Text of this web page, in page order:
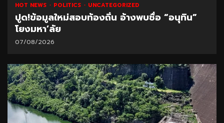
HOT NEWS POLITICS UNCATEGORIZED
ปูด!ข้อมูลใหม่สอบท้องถิ่น อ้างพบชื่อ “อนุทิน”
โยงมหา’ลัย
07/08/2026